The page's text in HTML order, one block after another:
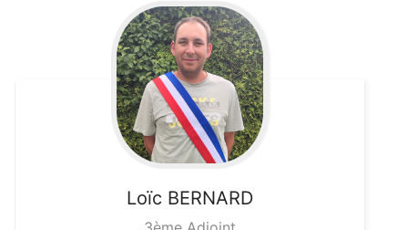
Loïc BERNARD